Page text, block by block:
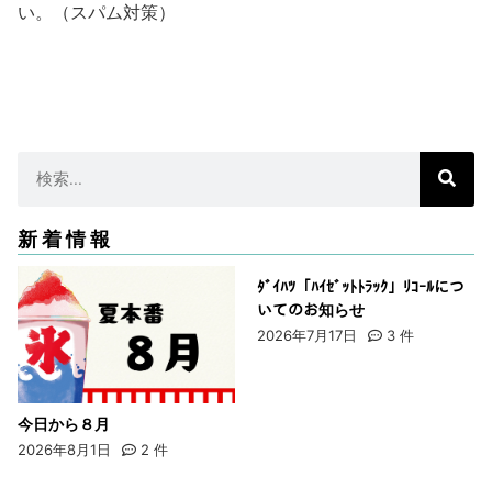
い。（スパム対策）
新着情報
今日から８月
2026年8月1日 2 件
ﾀﾞｲﾊﾂ「ﾊｲｾﾞｯﾄﾄﾗｯｸ」ﾘｺｰﾙにつ
いてのお知らせ
2026年7月17日 3 件